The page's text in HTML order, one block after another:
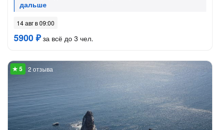
14 авг в 09:00
5900 ₽за всё до 3 чел.
2 отзыва